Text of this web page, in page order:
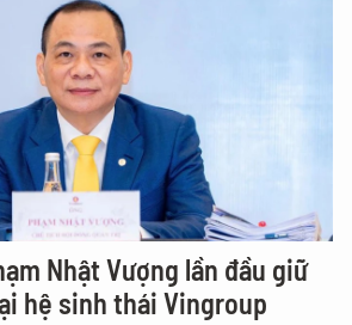
Nhật Vượng lần đầu giữ
hệ sinh thái Vingroup